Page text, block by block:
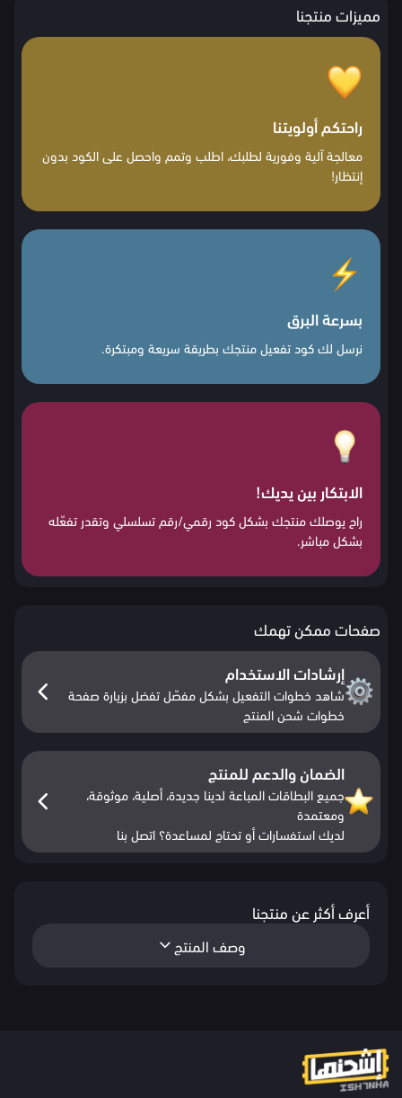
مميزات منتجنا
راحتكم أولويتنا
معالجة آلية وفورية لطلبك، اطلب وتمم واحصل على الكود بدون
إنتظار!
بسرعة البرق
نرسل لك كود تفعيل منتجك بطريقة سريعة ومبتكرة.
الابتكار بين يديك!
راح يوصلك منتجك بشكل كود رقمي/رقم تسلسلي وتقدر تفعّله
بشكل مباشر.
صفحات ممكن تهمك
إرشادات الاستخدام
شاهد خطوات التفعيل بشكل مفصّل تفضل بزيارة صفحة
خطوات شحن المنتج
الضمان والدعم للمنتج
جميع البطاقات المباعة لدينا جديدة، أصلية، موثوقة،
ومعتمدة
لديك استفسارات أو تحتاج لمساعدة؟ اتصل بنا
أعرف أكثر عن منتجنا
وصف المنتج